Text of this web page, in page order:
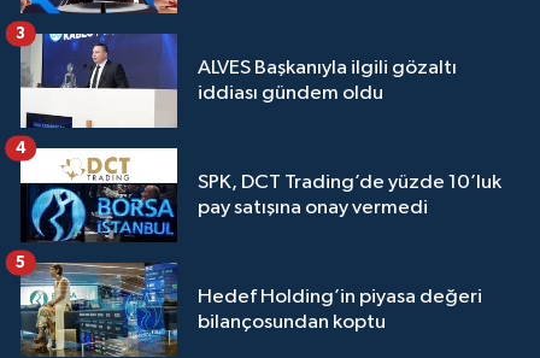
ALVES Başkanıyla ilgili gözaltı
iddiası gündem oldu
3
SPK, DCT Trading’de yüzde 10’luk
pay satışına onay vermedi
4
Hedef Holding’in piyasa değeri
bilançosundan koptu
5